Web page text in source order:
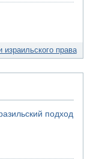
израильского права
подход